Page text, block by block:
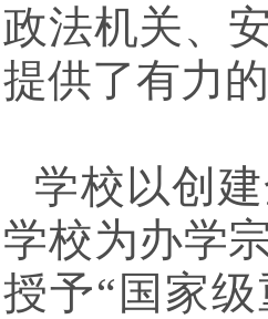
政法机关、
提供了有力
学校以创
学校为办学
授予“国 家